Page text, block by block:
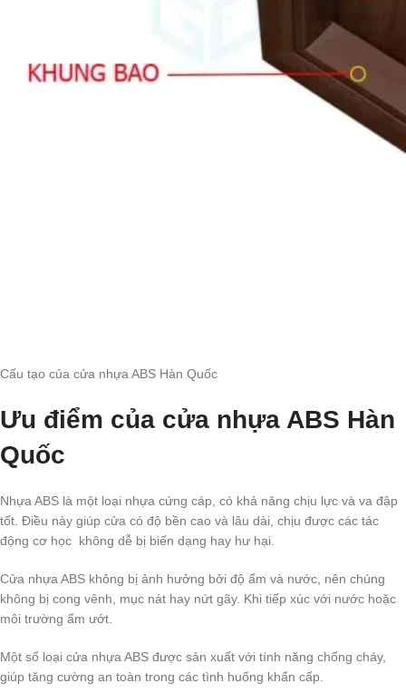
Cấu tạo của cửa nhựa ABS Hàn Quốc
Ưu điểm của cửa nhựa ABS Hàn
Quốc
Nhựa ABS là một loại nhựa cứng cáp, có khả năng chịu lực và va đập
tốt. Điều này giúp cửa có độ bền cao và lâu dài, chịu được các tác
động cơ học không dễ bị biến dạng hay hư hại.
Cửa nhựa ABS không bị ảnh hưởng bởi độ ẩm và nước, nên chúng
không bị cong vênh, mục nát hay nứt gãy. Khi tiếp xúc với nước hoặc
môi trường ẩm ướt.
Một số loại cửa nhựa ABS được sản xuất với tính năng chống cháy,
giúp tăng cường an toàn trong các tình huống khẩn cấp.